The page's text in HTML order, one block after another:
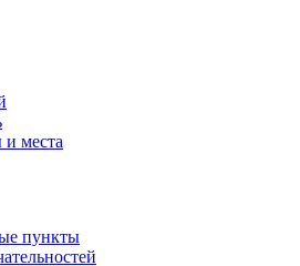
места
пункты